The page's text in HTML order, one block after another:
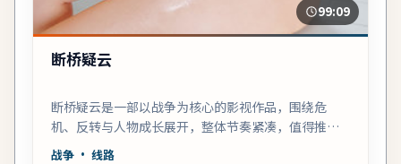
99:09
断桥疑云
断桥疑云是一部以战争为核心的影视作品，围绕危
机、反转与人物成长展开，整体节奏紧凑，值得推荐
观看。
战争 · 线路